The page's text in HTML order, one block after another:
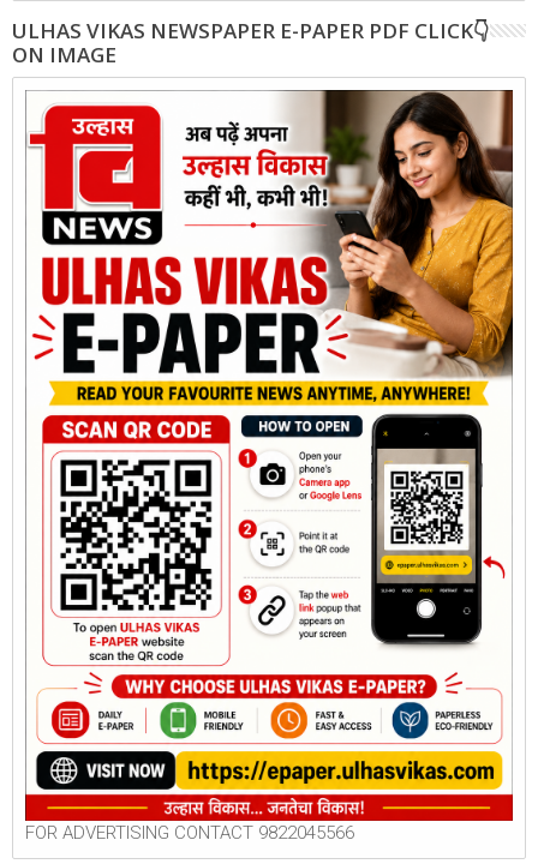
ULHAS VIKAS NEWSPAPER E-PAPER PDF CLICK👇
ON IMAGE
FOR ADVERTISING CONTACT 9822045566